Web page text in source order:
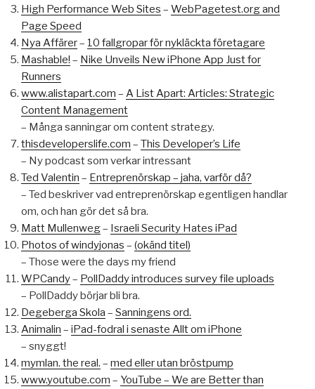
High Performance Web Sites – WebPagetest.org and
Page Speed
Nya Affärer– 10 fallgropar för nykläckta företagare
Mashable! – Nike Unveils New iPhone App Just for
Runners
www.alistapart.com – A List Apart: Articles: Strategic
Content Management
– Många sanningar om content strategy.
thisdeveloperslife.com – This Developer’s Life
– Ny podcast som verkar intressant
Ted Valentin – Entreprenörskap – jaha, varför då?
– Ted beskriver vad entreprenörskap egentligen handlar
om, och han gör det så bra.
Matt Mullenweg– Israeli Security Hates iPad
Photos of windyjonas – (okänd titel)
– Those were the days my friend
WPCandy– PollDaddy introduces survey file uploads
– PollDaddy börjar bli bra.
Degeberga Skola – Sanningens ord.
Animalin – iPad-fodral i senaste Allt om iPhone
– snyggt!
mymlan. the real. – med eller utan bröstpump
www.youtube.com – YouTube – We are Better than